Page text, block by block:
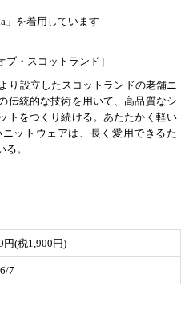
を着用しています
ブ・スコットランド］
り設立したスコットランドの老舗ニ
伝統的な技術を用いて、高品質なシ
トをつくり続ける。あたたかく軽い
ットウェアは、長く愛用できるた
。
円(税1,900円)
7